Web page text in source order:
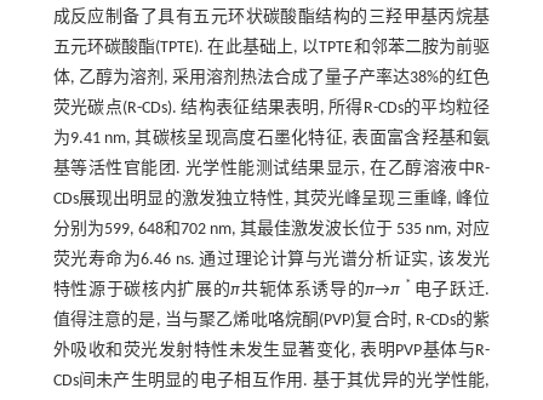
成反应制备了具有五元环状碳酸酯结构的三羟甲基丙烷基
五元环碳酸酯(TPTE). 在此基础上, 以TPTE和邻苯二胺为前驱
体, 乙醇为溶剂, 采用溶剂热法合成了量子产率达38%的红色
荧光碳点(R-CDs). 结构表征结果表明, 所得R-CDs的平均粒径
为9.41 nm, 其碳核呈现高度石墨化特征, 表面富含羟基和氨
基等活性官能团. 光学性能测试结果显示, 在乙醇溶液中R-
CDs展现出明显的激发独立特性, 其荧光峰呈现三重峰, 峰位
分别为599, 648和702 nm, 其最佳激发波长位于 535 nm, 对应
荧光寿命为6.46 ns. 通过理论计算与光谱分析证实, 该发光
特性源于碳核内扩展的π共轭体系诱导的π→π * 电子跃迁.
值得注意的是, 当与聚乙烯吡咯烷酮(PVP)复合时, R-CDs的紫
外吸收和荧光发射特性未发生显著变化, 表明PVP基体与R-
CDs间未产生明显的电子相互作用. 基于其优异的光学性能,